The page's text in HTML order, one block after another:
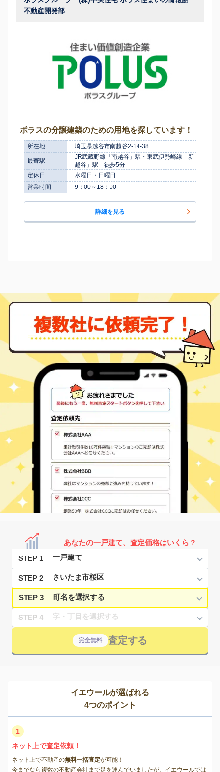
不動産開発部
ポラスの分譲建築のための用地を探しています！
所在地 埼玉県越谷市南越谷2-14-38
最寄駅
JR武蔵野線「南越谷」駅・東武伊勢崎線「新
越谷」駅 徒歩5分
定休日
水曜日・日曜日
営業時間
9：00～18：00
詳細を見る
あなたの一戸建て、査定価格はいくら？
STEP 1
STEP 2
STEP 3
STEP 4
完全無料 査定する
イエウールが選ばれる
4つのポイント
1
ネット上で査定依頼！
ネット上で不動産の無料一括査定が可能！
今までなら複数の不動産会社まで足を運んでいましたが、イエウールでは